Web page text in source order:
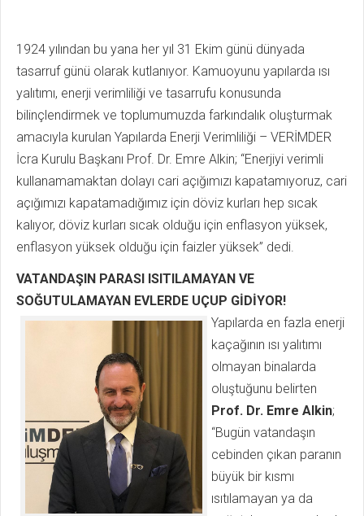
1924 yılından bu yana her yıl 31 Ekim günü dünyada
tasarruf günü olarak kutlanıyor. Kamuoyunu yapılarda ısı
yalıtımı, enerji verimliliği ve tasarrufu konusunda
bilinçlendirmek ve toplumumuzda farkındalık oluşturmak
amacıyla kurulan Yapılarda Enerji Verimliliği – VERİMDER
İcra Kurulu Başkanı Prof. Dr. Emre Alkin; “Enerjiyi verimli
kullanamamaktan dolayı cari açığımızı kapatamıyoruz, cari
açığımızı kapatamadığımız için döviz kurları hep sıcak
kalıyor, döviz kurları sıcak olduğu için enflasyon yüksek,
enflasyon yüksek olduğu için faizler yüksek” dedi.
VATANDAŞIN PARASI ISITILAMAYAN VE
SOĞUTULAMAYAN EVLERDE UÇUP GİDİYOR!
Yapılarda en fazla enerji
kaçağının ısı yalıtımı
olmayan binalarda
oluştuğunu belirten
Prof. Dr. Emre Alkin;
“Bugün vatandaşın
cebinden çıkan paranın
büyük bir kısmı
ısıtılamayan ya da